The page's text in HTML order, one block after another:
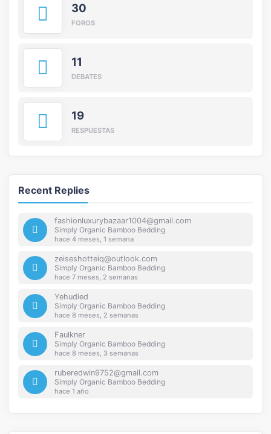
30
FOROS
11
DEBATES
19
RESPUESTAS
Recent Replies
fashionluxurybazaar1004@gmail.com
Simply Organic Bamboo Bedding
hace 4 meses, 1 semana
zeiseshotteiq@outlook.com
Simply Organic Bamboo Bedding
hace 7 meses, 2 semanas
Yehudied
Simply Organic Bamboo Bedding
hace 8 meses, 2 semanas
Faulkner
Simply Organic Bamboo Bedding
hace 8 meses, 3 semanas
ruberedwin9752@gmail.com
Simply Organic Bamboo Bedding
hace 1 año